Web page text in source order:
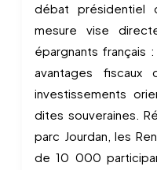
débat présidentiel
mesure vise
épargnants français
avantages
investissements
dites souveraines.
parc Jourdan, les
de 10 000